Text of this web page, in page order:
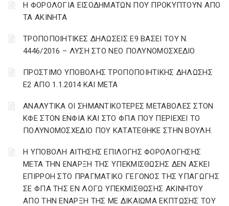
Η ΦΟΡΟΛΟΓΙΑ ΕΙΣΟΔΗΜΑΤΩΝ ΠΟΥ ΠΡΟΚΥΠΤΟΥΝ ΑΠΟ
ΤΑ ΑΚΙΝΗΤΑ
ΤΡΟΠΟΠΟΙΗΤΙΚΕΣ ΔΗΛΩΣΕΙΣ Ε9 ΒΑΣΕΙ ΤΟΥ Ν.
4446/2016 – ΛΥΣΗ ΣΤΟ ΝΕΟ ΠΟΛΥΝΟΜΟΣΧΕΔΙΟ
ΠΡΟΣΤΙΜΟ ΥΠΟΒΟΛΗΣ ΤΡΟΠΟΠΟΙΗΤΙΚΗΣ ΔΗΛΩΣΗΣ
Ε2 ΑΠΟ 1.1.2014 ΚΑΙ ΜΕΤΑ
ΑΝΑΛΥΤΙΚΑ ΟΙ ΣΗΜΑΝΤΙΚΟΤΕΡΕΣ ΜΕΤΑΒΟΛΕΣ ΣΤΟΝ
ΚΦΕ ΣΤΟΝ ΕΝΦΙΑ ΚΑΙ ΣΤΟ ΦΠΑ ΠΟΥ ΠΕΡΙΕΧΕΙ ΤΟ
ΠΟΛΥΝΟΜΟΣΧΕΔΙΟ ΠΟΥ ΚΑΤΑΤΕΘΗΚΕ ΣΤΗΝ ΒΟΥΛΗ.
Η ΥΠΟΒΟΛΗ ΑΙΤΗΣΗΣ ΕΠΙΛΟΓΗΣ ΦΟΡΟΛΟΓΗΣΗΣ
ΜΕΤΑ ΤΗΝ ΕΝΑΡΞΗ ΤΗΣ ΥΠΕΚΜΙΣΘΩΣΗΣ ΔΕΝ ΑΣΚΕΙ
ΕΠΙΡΡΟΗ ΣΤΟ ΠΡΑΓΜΑΤΙΚΟ ΓΕΓΟΝΟΣ ΤΗΣ ΥΠΑΓΩΓΗΣ
ΣΕ ΦΠΑ ΤΗΣ ΕΝ ΛΟΓΩ ΥΠΕΚΜΙΣΘΩΣΗΣ ΑΚΙΝΗΤΟΥ
ΑΠΟ ΤΗΝ ΕΝΑΡΞΗ ΤΗΣ ΜΕ ΔΙΚΑΙΩΜΑ ΕΚΠΤΩΣΗΣ ΤΟΥ